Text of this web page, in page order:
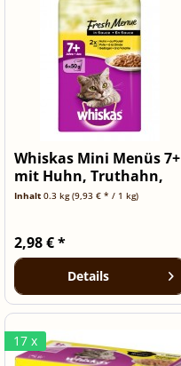
Whiskas Mini Menüs 7+
mit Huhn, Truthahn,
und...
Inhalt0.3 kg(9,93 € * / 1 kg)
2,98 € *
Details
17 x